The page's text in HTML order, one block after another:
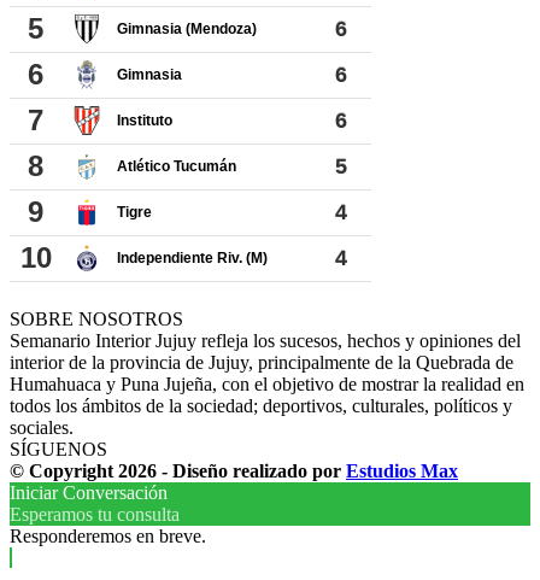
SOBRE NOSOTROS
Semanario Interior Jujuy refleja los sucesos, hechos y opiniones del
interior de la provincia de Jujuy, principalmente de la Quebrada de
Humahuaca y Puna Jujeña, con el objetivo de mostrar la realidad en
todos los ámbitos de la sociedad; deportivos, culturales, políticos y
sociales.
SÍGUENOS
© Copyright 2026 - Diseño realizado por Estudios Max
Iniciar Conversación
Esperamos tu consulta
Responderemos en breve.